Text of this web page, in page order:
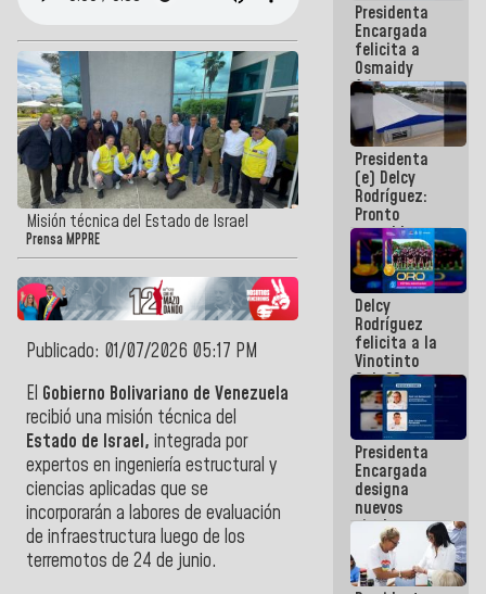
Misión técnica del Estado de Israel
Prensa MPPRE
Publicado: 01/07/2026 05:17 PM
El Gobierno Bolivariano de Venezuela
recibió una misión técnica del
Estado de Israel, integrada por
expertos en ingeniería estructural y
ciencias aplicadas que se
incorporarán a labores de evaluación
de infraestructura luego de los
terremotos de 24 de junio.
Presidenta
Encargada
felicita a
Osmaidy
Arias y
Giraly
Marcano por
hacer
historia en
los
Centroamericanos
Presidenta
(e) Delcy
Rodríguez:
Pronto
restableceremos
las
operaciones
en el
Aeropuerto
Internacional
de
Maiquetía
Delcy
Rodríguez
felicita a la
Vinotinto
Sub 20
campeona
frente
México Sub
23 en los
Centroamericanos
Presidenta
Encargada
designa
nuevos
titulares en
Viceministerio
de Energía